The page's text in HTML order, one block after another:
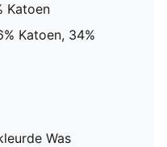
Katoen
Katoen, 34%
Was